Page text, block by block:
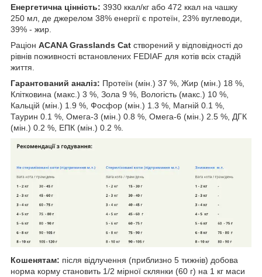
Енергетична цінність: 3930 ккал/кг або 472 ккал на чашку
250 мл, де джерелом 38% енергії є протеїн, 23% вуглеводи,
39% - жир.
Раціон ACANA Grasslands Cat створений у відповідності до
рівнів поживності встановлених FEDIAF для котів всіх стадій
життя.
Гарантований аналіз: Протеїн (мін.) 37 %, Жир (мін.) 18 %,
Клітковина (макс.) 3 %, Зола 9 %, Вологість (макс.) 10 %,
Кальцій (мін.) 1.9 %, Фосфор (мін.) 1.3 %, Магній 0.1 %,
Таурин 0.1 %, Омега-3 (мін.) 0.8 %, Омега-6 (мін.) 2.5 %, ДГК
(мін.) 0.2 %, ЕПК (мін.) 0.2 %.
Кошенятам: після відлучення (приблизно 5 тижнів) добова
норма корму становить 1/2 мірної склянки (60 г) на 1 кг маси